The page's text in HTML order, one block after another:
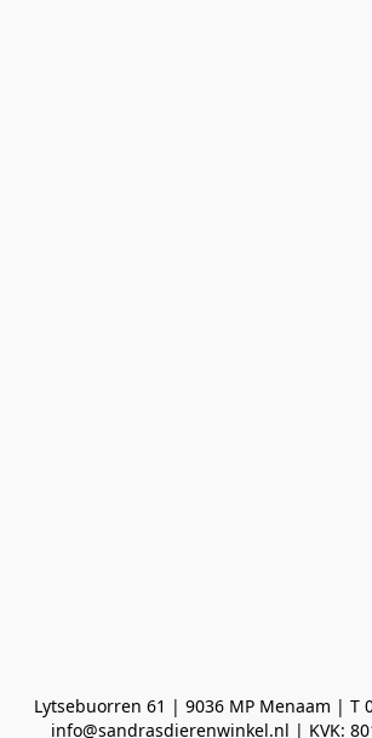
Lytsebuorren 61 | 9036 MP Menaam | T
info@sandrasdierenwinkel.nl | KVK: